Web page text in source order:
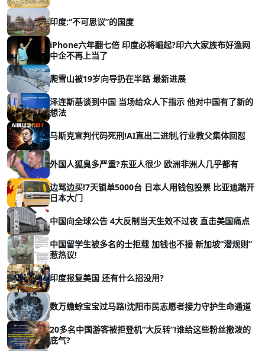
印度:“不可思议”的国度
iPhone六年翻七倍 印度必将崛起?印六大家族布好渔网
中企不再上当了
爬雪山被19岁向导扔在半路 最新进展
泽连斯基谈到中国 当场给众人下指示 他对中国有了新的
想法
马斯克宣判代码死刑!AI直出二进制,行业教父集体回怼
外国人狐臭多严重?东亚人很少 欧洲非洲人几乎都有
边骂边买!7天锁单5000台 日本人用钱包投票 比亚迪踹开
日本大门
中国向全球公告 4大反制当天生效不过夜 直击美国痛点
中国留学生被多名的士拒载 加钱也不接 新加坡“潜规则”
惹热议!
印度报复美国 还有什么招没用?
数万蟾蜍宝宝过马路!沈阳市民志愿者接力守护生命通道
20多名中国游客被拒登机“大反转”!谁给这些粉丝撒泼的
底气?